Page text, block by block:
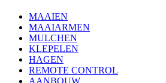
MAAIEN
MAAIARMEN
MULCHEN
KLEPELEN
HAGEN
REMOTE CONTROL
AANBOUW